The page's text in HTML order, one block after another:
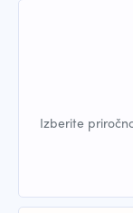
Izberite